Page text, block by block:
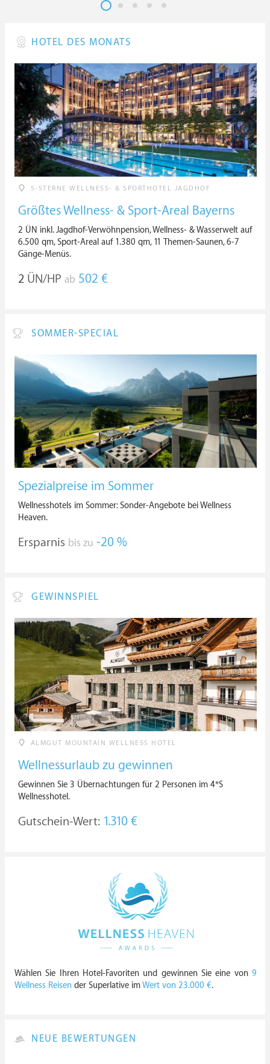
HOTEL DES MONATS
5-STERNE WELLNESS- & SPORTHOTEL JAGDHOF
Größtes Wellness- & Sport-Areal Bayerns
2 ÜN inkl. Jagdhof-Verwöhnpension, Wellness- & Wasserwelt auf
6.500 qm, Sport-Areal auf 1.380 qm, 11 Themen-Saunen, 6-7
Gänge-Menüs.
2 ÜN/HP ab 502 €
SOMMER-SPECIAL
Spezialpreise im Sommer
Wellnesshotels im Sommer: Sonder-Angebote bei Wellness
Heaven.
Ersparnis bis zu -20 %
GEWINNSPIEL
ALMGUT MOUNTAIN WELLNESS HOTEL
Wellnessurlaub zu gewinnen
Gewinnen Sie 3 Übernachtungen für 2 Personen im 4*S
Wellnesshotel.
Gutschein-Wert: 1.310 €
Wählen Sie Ihren Hotel-Favoriten und gewinnen Sie eine von 9
Wellness Reisen der Superlative imWert von 23.000 €.
NEUE BEWERTUNGEN